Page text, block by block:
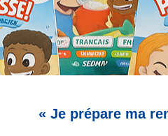
« Je prépare ma